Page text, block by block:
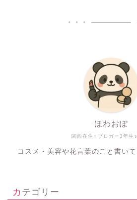
関西在住♀ブロガー3年
ほわおぽ
コスメ・美容や花言葉のこと書い
カテゴリー